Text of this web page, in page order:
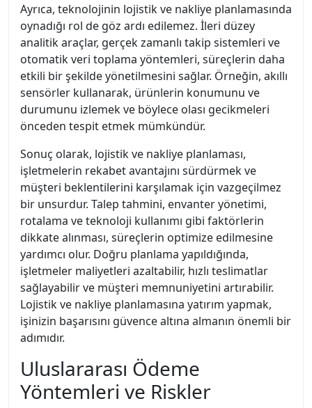
Ayrıca, teknolojinin lojistik ve nakliye planlamasında
oynadığı rol de göz ardı edilemez. İleri düzey
analitik araçlar, gerçek zamanlı takip sistemleri ve
otomatik veri toplama yöntemleri, süreçlerin daha
etkili bir şekilde yönetilmesini sağlar. Örneğin, akıllı
sensörler kullanarak, ürünlerin konumunu ve
durumunu izlemek ve böylece olası gecikmeleri
önceden tespit etmek mümkündür.
Sonuç olarak, lojistik ve nakliye planlaması,
işletmelerin rekabet avantajını sürdürmek ve
müşteri beklentilerini karşılamak için vazgeçilmez
bir unsurdur. Talep tahmini, envanter yönetimi,
rotalama ve teknoloji kullanımı gibi faktörlerin
dikkate alınması, süreçlerin optimize edilmesine
yardımcı olur. Doğru planlama yapıldığında,
işletmeler maliyetleri azaltabilir, hızlı teslimatlar
sağlayabilir ve müşteri memnuniyetini artırabilir.
Lojistik ve nakliye planlamasına yatırım yapmak,
işinizin başarısını güvence altına almanın önemli bir
adımıdır.
Uluslararası Ödeme
Yöntemleri ve Riskler